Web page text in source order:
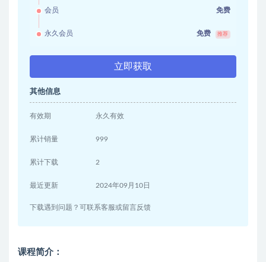
会员 免费
永久会员 免费 推荐
立即获取
其他信息
有效期 永久有效
累计销量 999
累计下载 2
最近更新 2024年09月10日
下载遇到问题？可联系客服或留言反馈
课程简介：